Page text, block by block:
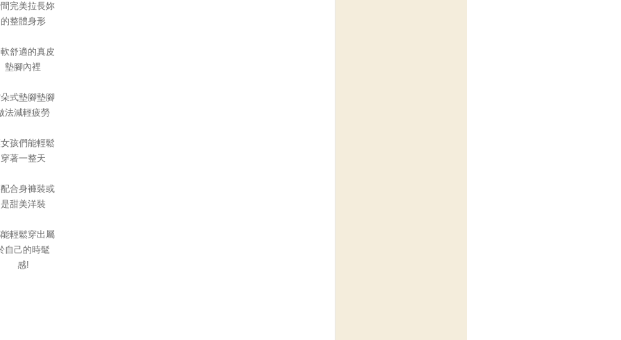
完美拉長妳
的整體身形
舒適的真皮
墊腳內裡
式墊腳墊腳
法減輕疲勞
孩們能輕鬆
穿著一整天
合身褲裝或
是甜美洋裝
輕鬆穿出屬
自己的時髦
感!